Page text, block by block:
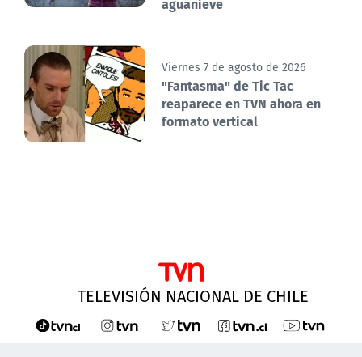
Viernes 7 de agosto de 2026
"Fantasma" de Tic Tac
reaparece en TVN ahora en
formato vertical
TELEVISIÓN NACIONAL DE CHILE